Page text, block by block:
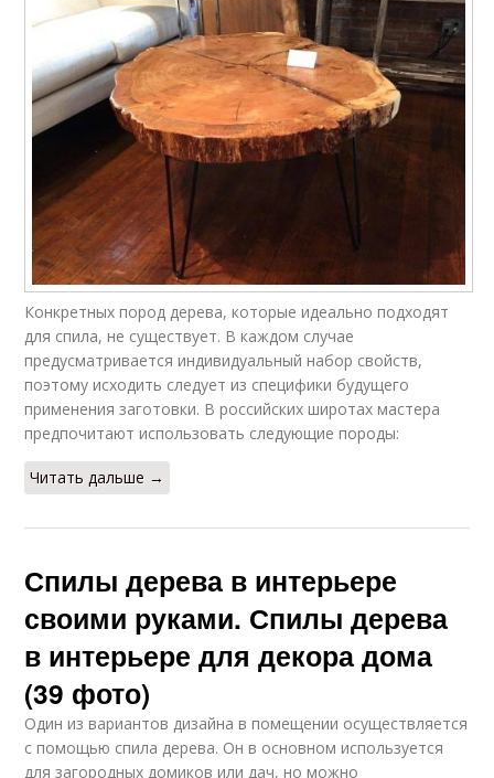
Конкретных пород дерева, которые идеально подходят
для спила, не существует. В каждом случае
предусматривается индивидуальный набор свойств,
поэтому исходить следует из специфики будущего
применения заготовки. В российских широтах мастера
предпочитают использовать следующие породы:
Читать дальше →
Спилы дерева в интерьере
своими руками. Спилы дерева
в интерьере для декора дома
(39 фото)
Один из вариантов дизайна в помещении осуществляется
с помощью спила дерева. Он в основном используется
для загородных домиков или дач, но можно